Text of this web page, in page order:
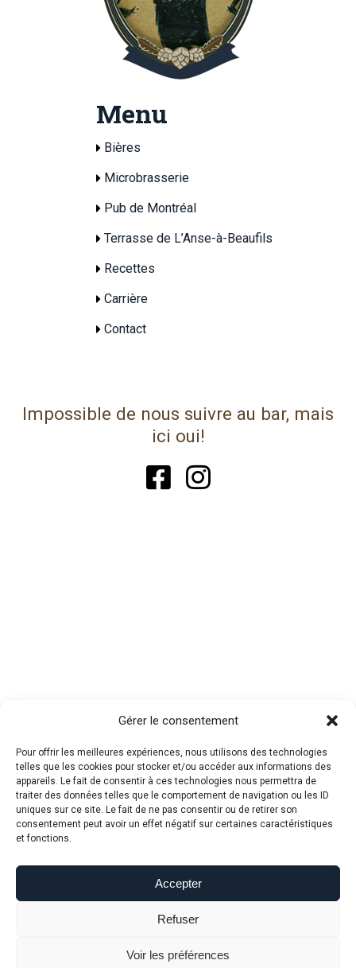
Gérer le consentement
Pour offrir les meilleures expériences, nous utilisons des technologies
telles que les cookies pour stocker et/ou accéder aux informations des
appareils. Le fait de consentir à ces technologies nous permettra de
traiter des données telles que le comportement de navigation ou les ID
uniques sur ce site. Le fait de ne pas consentir ou de retirer son
consentement peut avoir un effet négatif sur certaines caractéristiques
et fonctions.
Accepter
Refuser
Voir les préférences
Menu
Bières
Microbrasserie
Pub de Montréal
Terrasse de L’Anse-à-Beaufils
Recettes
Carrière
Contact
Impossible de nous suivre au bar, mais
ici oui!